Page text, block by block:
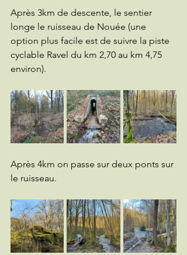
Après 3km de descente, le sentier
longe le ruisseau de Nouée (une
option plus facile est de suivre la piste
cyclable Ravel du km 2,70 au km 4,75
environ).
Après 4km on passe sur deux ponts sur
le ruisseau.